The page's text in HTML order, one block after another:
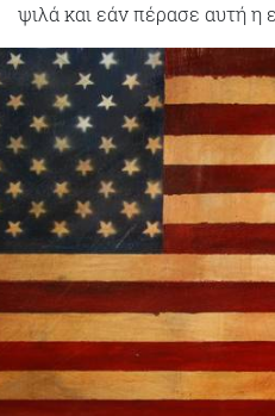
ψιλά και εάν πέρασε αυτή η